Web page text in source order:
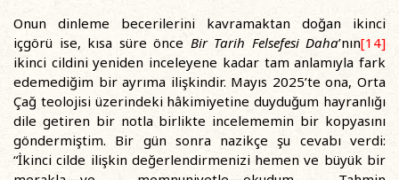
Onun dinleme becerilerini kavramaktan doğan ikinci
içgörü ise, kısa süre önce Bir Tarih Felsefesi Daha’nın[14]
ikinci cildini yeniden inceleyene kadar tam anlamıyla fark
edemediğim bir ayrıma ilişkindir. Mayıs 2025’te ona, Orta
Çağ teolojisi üzerindeki hâkimiyetine duyduğum hayranlığı
dile getiren bir notla birlikte incelememin bir kopyasını
göndermiştim. Bir gün sonra nazikçe şu cevabı verdi:
“İkinci cilde ilişkin değerlendirmenizi hemen ve büyük bir